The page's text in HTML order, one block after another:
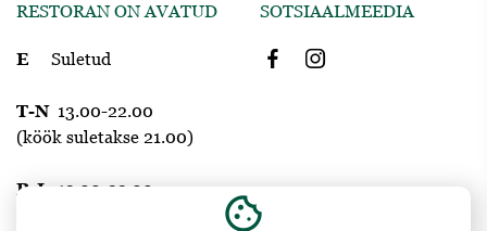
SOTSIAALMEEDIA
RESTORAN ON AVATUD
E Suletud
T-N 13.00-22.00
(köök suletakse 21.00)
R-L
12.00-23.00
cookie